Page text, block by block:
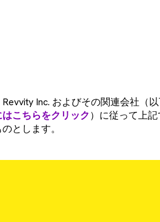
Inc. およびその関連会社（
こちらをクリック）に従って上
とします。